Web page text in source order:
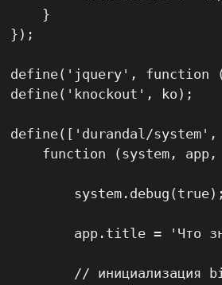
    }
});
define('jquery',
define('knockout', ko);
define(['durandal/
function (system,
        system.debug(true);
app.title = 'Что
// инициализация